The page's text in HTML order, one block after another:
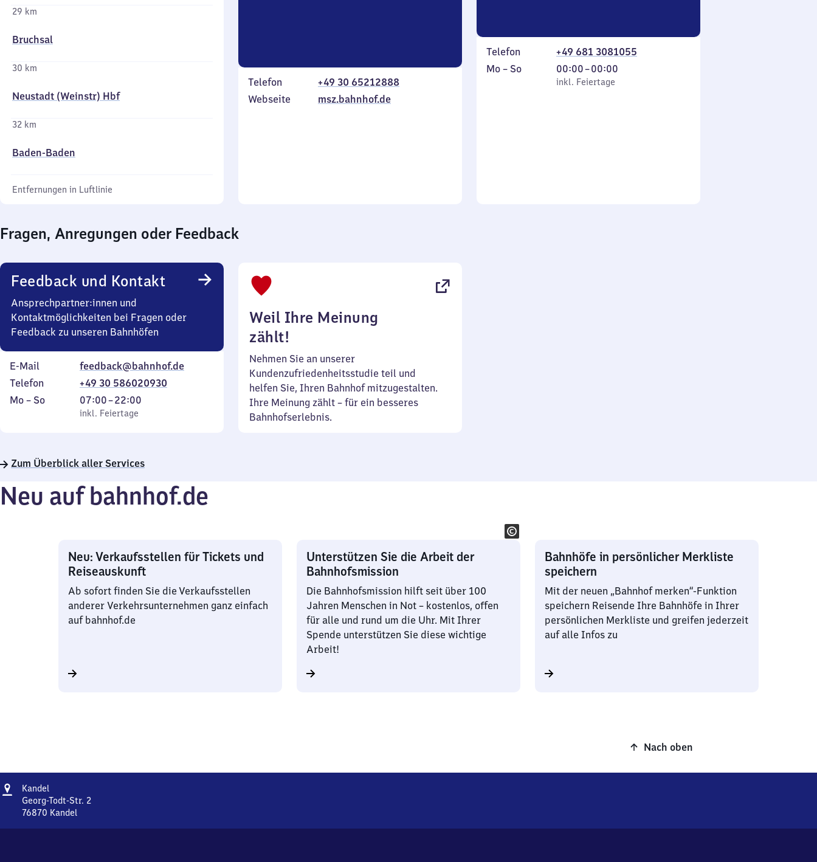
29 km
Bruchsal
30 km
Neustadt (Weinstr) Hbf
32 km
Baden-Baden
Entfernungen in Luftlinie
Telefon
+49 30 65212888
Webseite
msz.bahnhof.de
Telefon
+49 681 3081055
Montag
Mo – So,
inkl. Feiertage
00:00–00:00
Von
0
inkl. Feiertage
Fragen, Anregungen oder Feedback
Feedback und Kontakt
Ansprechpartner:innen und
Kontaktmöglichkeiten bei Fragen oder
Feedback zu unseren Bahnhöfen
E-Mail
feedback@bahnhof.de
Telefon
+49 30 586020930
Montag
Mo – So,
inkl. Feiertage
07:00–22:00
Von
7
22
inkl. Feiertage
Weil Ihre Meinung
zählt!
Nehmen Sie an unserer
Kundenzufriedenheitsstudie teil und
helfen Sie, Ihren Bahnhof mitzugestalten.
Ihre Meinung zählt – für ein besseres
Bahnhofserlebnis.
Zum Überblick aller Services
Neu auf bahnhof.de
Neu: Verkaufsstellen für Tickets und
Reiseauskunft
Ab sofort finden Sie die Verkaufsstellen
anderer Verkehrsunternehmen ganz einfach
auf bahnhof.de
Unterstützen Sie die Arbeit der
Bahnhofsmission
Die Bahnhofsmission hilft seit über 100
Jahren Menschen in Not – kostenlos, offen
für alle und rund um die Uhr. Mit Ihrer
Spende unterstützen Sie diese wichtige
Arbeit!
Bahnhöfe in persönlicher Merkliste
speichern
Mit der neuen „Bahnhof merken“-Funktion
speichern Reisende Ihre Bahnhöfe in Ihrer
persönlichen Merkliste und greifen jederzeit
auf alle Infos zu
Nach oben
Adresse
Kandel
Georg-Todt-Str. 2
76870 Kandel